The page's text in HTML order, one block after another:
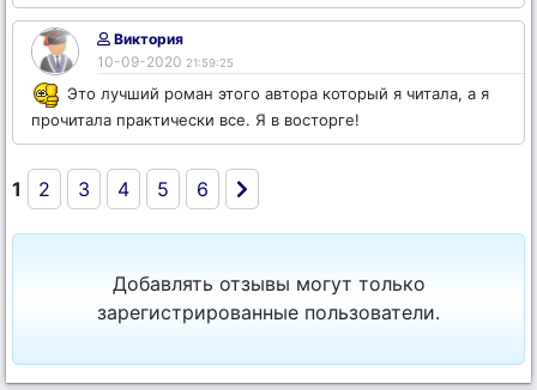
Виктория
10-09-2020 21:59:25
Это лучший роман этого автора который я читала, а я
прочитала практически все. Я в восторге!
1 2 3 4 5 6
Добавлять отзывы могут только
зарегистрированные пользователи.